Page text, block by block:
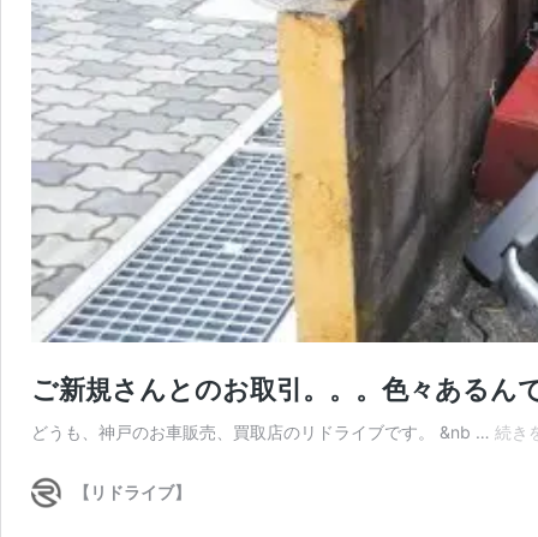
ご新規さんとのお取引。。。色々あるん
どうも、神戸のお車販売、買取店のリドライブです。 &nb … 続き
【リドライブ】